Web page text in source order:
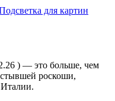
для картин
) — это больше, чем
роскоши,